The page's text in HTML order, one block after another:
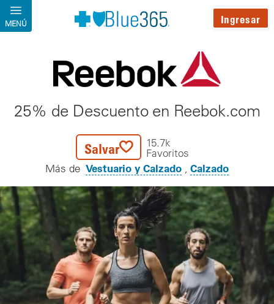
Pasar al contenido principal
MENÚ Ingresar
25% de Descuento en Reebok.com
Salvar
15.7k
Favoritos
Más de Vestuario y Calzado Calzado